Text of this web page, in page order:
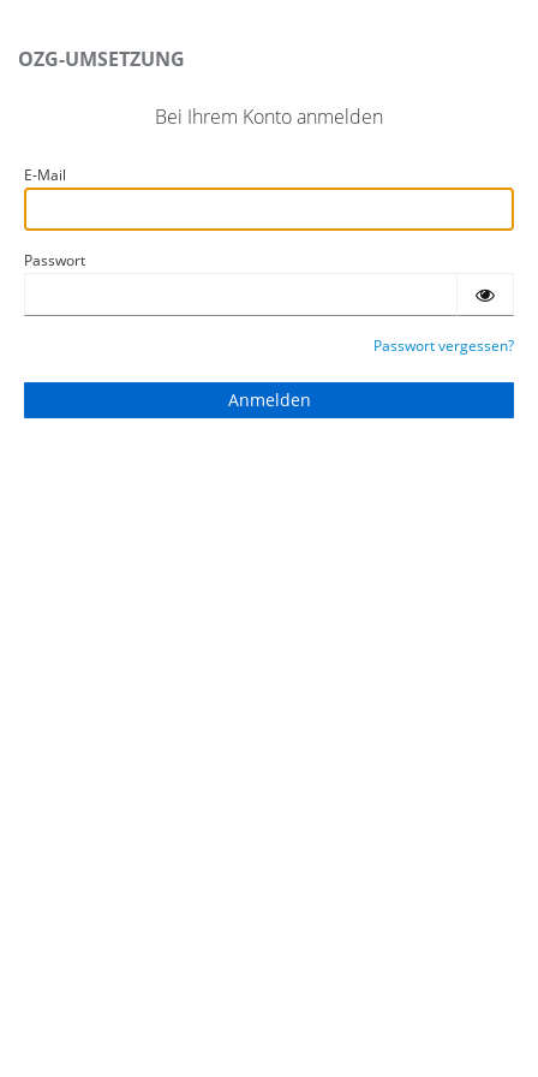
OZG-UMSETZUNG
Bei Ihrem Konto anmelden
E-Mail
Passwort
Passwort vergessen?